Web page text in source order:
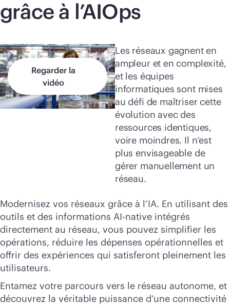
grâce à l’AIOps
Regarder la
vidéo
Les réseaux gagnent en
ampleur et en complexité,
et les équipes
informatiques sont mises
au défi de maîtriser cette
évolution avec des
ressources identiques,
voire moindres. Il n’est
plus envisageable de
gérer manuellement un
réseau.
Modernisez vos réseaux grâce à l’IA. En utilisant des
outils et des informations AI-native intégrés
directement au réseau, vous pouvez simplifier les
opérations, réduire les dépenses opérationnelles et
offrir des expériences qui satisferont pleinement les
utilisateurs.
Entamez votre parcours vers le réseau autonome, et
découvrez la véritable puissance d’une connectivité